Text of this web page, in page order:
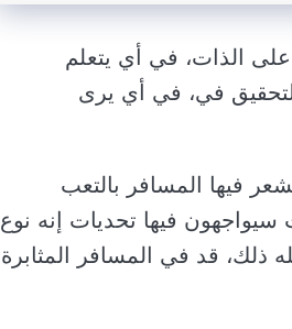
على الذات، في أي يتعلم
في، في أي يرى
فيها المسافر بالتعب
فيها تحديات إنه نوع
قد في المسافر المثابرة